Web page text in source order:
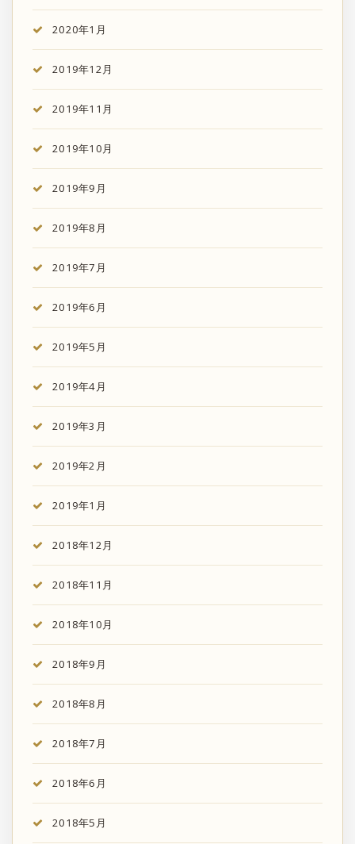
2020年1月
2019年12月
2019年11月
2019年10月
2019年9月
2019年8月
2019年7月
2019年6月
2019年5月
2019年4月
2019年3月
2019年2月
2019年1月
2018年12月
2018年11月
2018年10月
2018年9月
2018年8月
2018年7月
2018年6月
2018年5月